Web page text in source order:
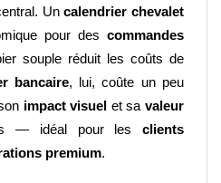
Un calendrier chevalet
pour des commandes
souple réduit les coûts de
bancaire, lui, coûte un peu
impact visuel et sa valeur
— idéal pour les clients
premium.